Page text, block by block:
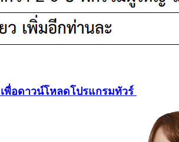
เพื่อดาวน์โหลดโปรแกรมทัวร์